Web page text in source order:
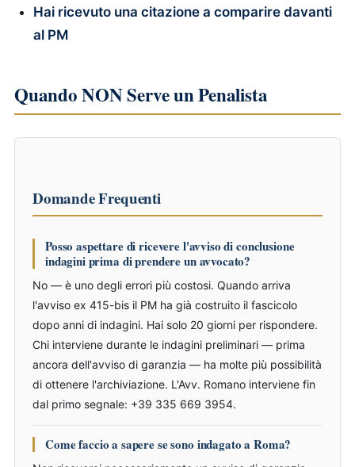
Hai ricevuto una citazione a comparire davanti
al PM
Quando NON Serve un Penalista
Domande Frequenti
Posso aspettare di ricevere l'avviso di conclusione
indagini prima di prendere un avvocato?
No — è uno degli errori più costosi. Quando arriva
l'avviso ex 415-bis il PM ha già costruito il fascicolo
dopo anni di indagini. Hai solo 20 giorni per rispondere.
Chi interviene durante le indagini preliminari — prima
ancora dell'avviso di garanzia — ha molte più possibilità
di ottenere l'archiviazione. L'Avv. Romano interviene fin
dal primo segnale: +39 335 669 3954.
Come faccio a sapere se sono indagato a Roma?